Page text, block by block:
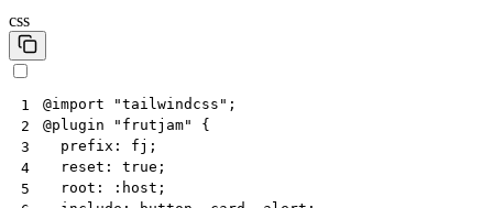
css
1
2
3
4
5
@import "tailwindcss" ;
@plugin "frutjam"
{
prefix : fj ;
reset : true ;
root : : host ;